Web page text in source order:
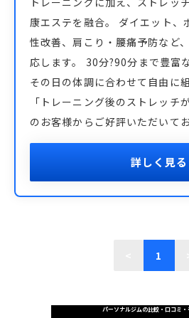
康エステを融合。 ダイエット、
性改善、肩こり・腰痛予防など
応します。 30分?90分まで豊富
その日の体調に合わせて自由に
「トレーニング後のストレッチ
のお客様からご好評いただいてお
詳しく見る
1
パーソナルジムの比較・口コミ・